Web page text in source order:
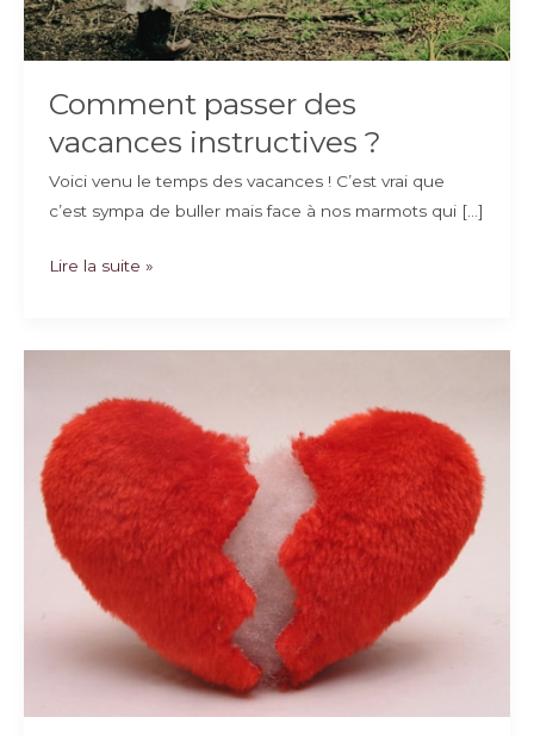
Comment passer des
vacances instructives ?
Voici venu le temps des vacances ! C’est vrai que
c’est sympa de buller mais face à nos marmots qui […]
Comment
vacances
Lire la suite »